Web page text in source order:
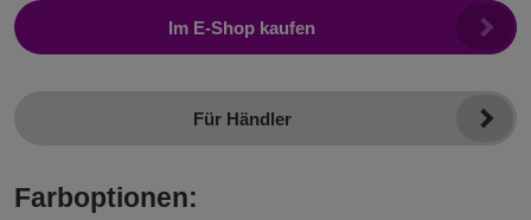
Im E-Shop kaufen
Für Händler
Farboptionen: